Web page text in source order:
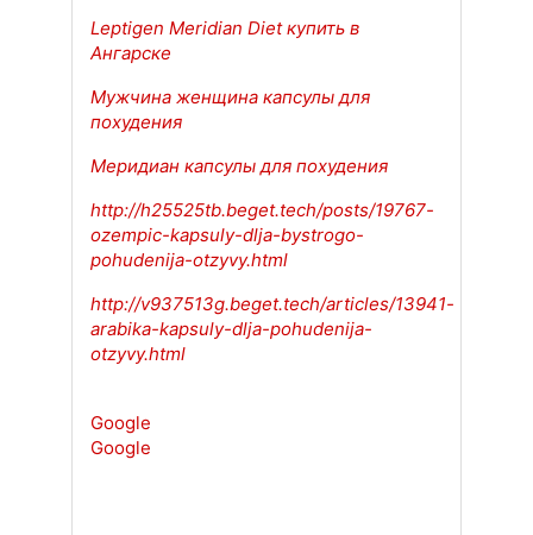
Leptigen Meridian Diet купить в
Ангарске
Мужчина женщина капсулы для
похудения
Меридиан капсулы для похудения
http://h25525tb.beget.tech/posts/19767-
ozempic-kapsuly-dlja-bystrogo-
pohudenija-otzyvy.html
http://v937513g.beget.tech/articles/13941-
arabika-kapsuly-dlja-pohudenija-
otzyvy.html
Google
Google